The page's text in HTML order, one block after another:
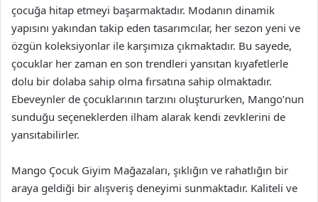
çocuğa hitap etmeyi başarmaktadır. Modanın dinamik
yapısını yakından takip eden tasarımcılar, her sezon yeni ve
özgün koleksiyonlar ile karşımıza çıkmaktadır. Bu sayede,
çocuklar her zaman en son trendleri yansıtan kıyafetlerle
dolu bir dolaba sahip olma fırsatına sahip olmaktadır.
Ebeveynler de çocuklarının tarzını oluştururken, Mango’nun
sunduğu seçeneklerden ilham alarak kendi zevklerini de
yansıtabilirler.
Mango Çocuk Giyim Mağazaları, şıklığın ve rahatlığın bir
araya geldiği bir alışveriş deneyimi sunmaktadır. Kaliteli ve